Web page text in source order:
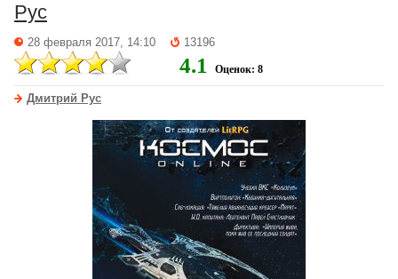
Рус
28 февраля 2017, 14:10 13196
4.1 Оценок: 8
Дмитрий Рус